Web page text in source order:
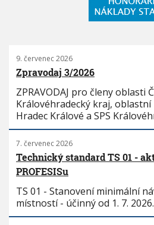
9. červenec 2026
Zpravodaj 3/2026
ZPRAVODAJ pro členy oblasti
Královéhradecký kraj, oblastní
Hradec Králové a SPS
7. červenec 2026
Technický standard TS 01 -
PROFESISu
TS 01 - Stanovení minimální
místností - účinný od 1. 7. 2026.